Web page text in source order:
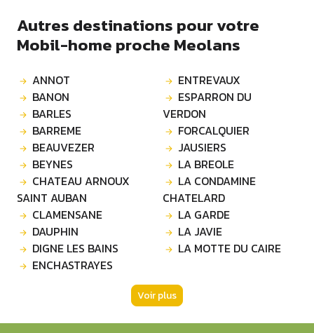
Autres destinations pour votre
Mobil-home proche Meolans
ANNOT
BANON
BARLES
BARREME
BEAUVEZER
BEYNES
CHATEAU ARNOUX
SAINT AUBAN
CLAMENSANE
DAUPHIN
DIGNE LES BAINS
ENCHASTRAYES
ENTREVAUX
ESPARRON DU
VERDON
FORCALQUIER
JAUSIERS
LA BREOLE
LA CONDAMINE
CHATELARD
LA GARDE
LA JAVIE
LA MOTTE DU CAIRE
Voir plus